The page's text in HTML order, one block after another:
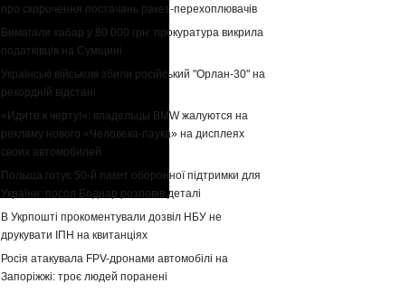
про скорочення постачань ракет-перехоплювачів
Вимагали хабар у 80 000 грн: прокуратура викрила
податківців на Сумщині
Українські військові збили російський "Орлан-30" на
рекордній відстані
«Идите к черту!»: владельцы BMW жалуются на
рекламу нового «Человека-паука» на дисплеях
своих автомобилей
Польща готує 50-й пакет оборонної підтримки для
України: посол Боднар розповів деталі
В Укрпошті прокоментували дозвіл НБУ не
друкувати ІПН на квитанціях
Росія атакувала FPV-дронами автомобілі на
Запоріжжі: троє людей поранені